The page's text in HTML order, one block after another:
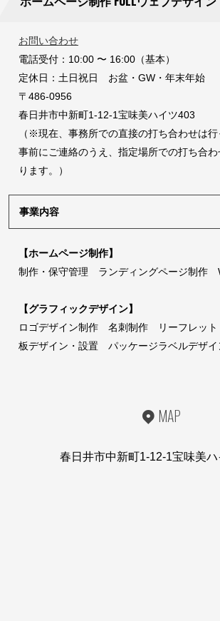
お問い合わせ
電話受付：10:00 〜 16:00（基本）
定休日：土日祝日 お盆・GW・年末年始
〒486-0956
春日井市中新町1-12-1宝味美ハイツ403
（※現在、事務所での直接の打ち合わせは行
事前にご連絡のうえ、指定場所での打ち合
ります。）
事業内容
【ホームページ制作】
制作・保守管理 ランディングページ制作
【グラフィックデザイン】
ロゴデザイン制作 名刺制作 リーフレッ
板デザイン・設置 パッケージラベルデザイ
MAP
春日井市中新町1-12-1宝味美